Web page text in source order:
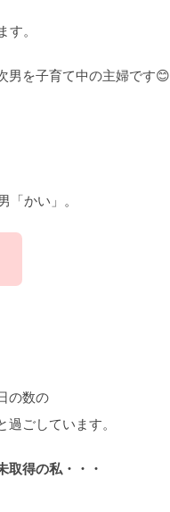
。
男を子育て中の主婦です😊
かい」。
の数の
ごしています。
取得の私・・・